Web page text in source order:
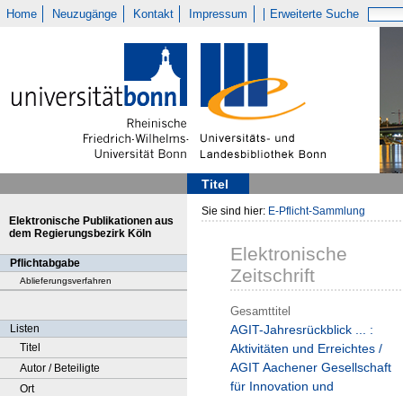
Home Neuzugänge Kontakt Impressum Erweiterte Suche
Titel
Elektronische Publikationen aus
dem Regierungsbezirk Köln
Pflichtabgabe
Ablieferungsverfahren
Listen
Titel
Autor / Beteiligte
Ort
Sie sind hier: E-Pflicht-Sammlung
Elektronische
Zeitschrift
Gesamttitel
AGIT-Jahresrückblick ... :
Aktivitäten und Erreichtes /
AGIT Aachener Gesellschaft
für Innovation und